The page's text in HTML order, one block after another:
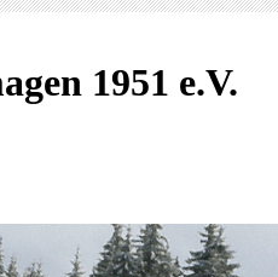
1951 e.V.